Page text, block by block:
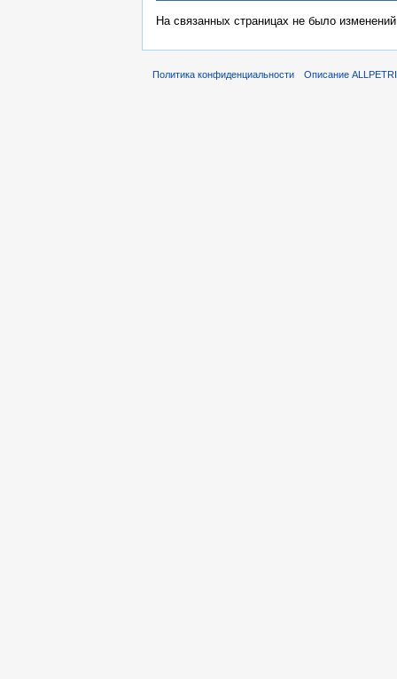
На связанных страницах не было
Политика конфиденциальности Описание